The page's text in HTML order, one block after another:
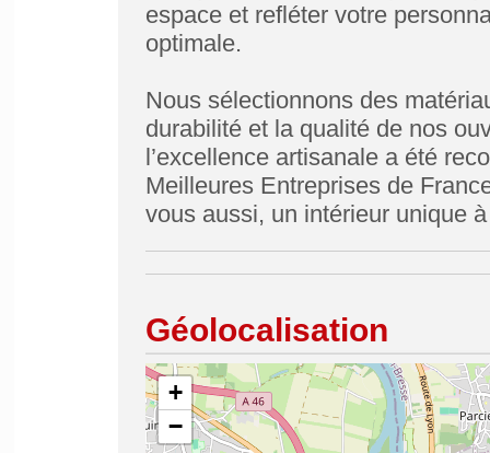
espace et refléter votre
optimale.
Nous sélectionnons des
durabilité et la qualité de nos
l’excellence artisanale a été
Meilleures Entreprises de
vous aussi, un intérieur unique
Géolocalisation
+
−